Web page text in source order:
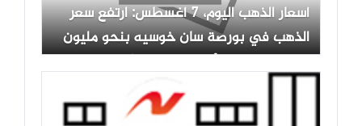
أسعار الذهب اليوم، 7 أغسطس: ارتفع سعر
الذهب في بورصة سان خوسيه بنحو مليون
دونغ فيتنامي للأونصة، وتتجه أسعار الذهب
العالمية نحو مستوى 4400 دولار أمريكي